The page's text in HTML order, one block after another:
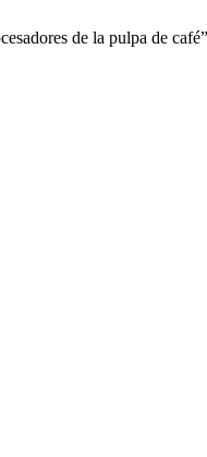
de la pulpa de